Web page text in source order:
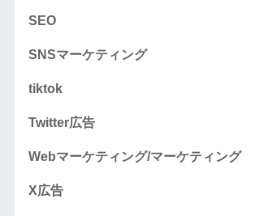
SEO
SNSマーケティング
tiktok
Twitter広告
Webマーケティング/マーケティング
X広告